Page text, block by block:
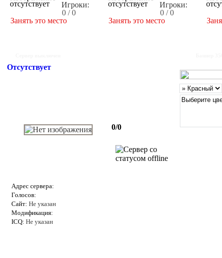
Игроки:
0 / 0
Занять это место
Игроки:
0 / 0
Занять это место
Отсутствует
0/0
Адрес сервера:
Голосов:
Сайт: Не указан
Модификация:
ICQ: Не указан